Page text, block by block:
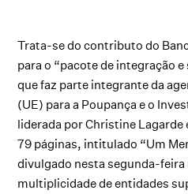
Trata-se do contributo do
para o “pacote de integração
que faz parte integrante da
(UE) para a Poupança e o
liderada por Christine
79 páginas, intitulado “Um
divulgado nesta segunda-feira
multiplicidade de entidades